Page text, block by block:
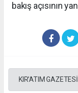
bakış açısının
KIR'ATIM GAZETESİ